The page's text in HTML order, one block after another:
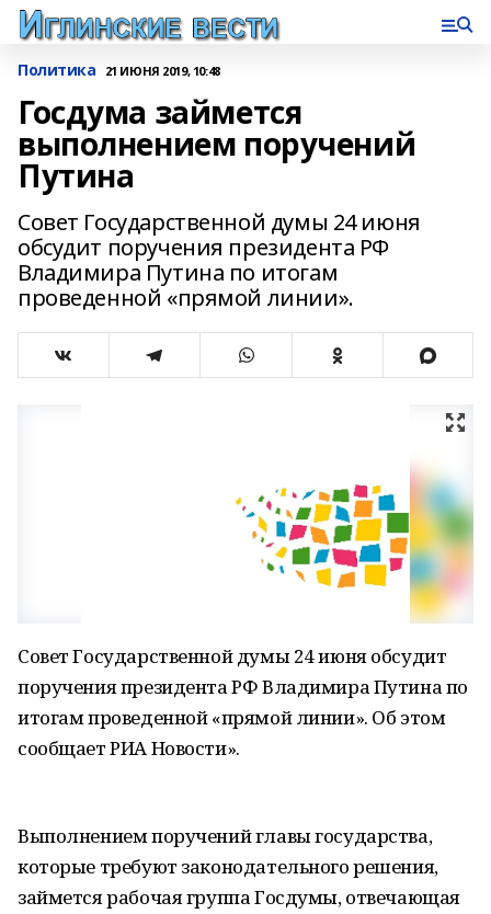
Политика 21 ИЮНЯ 2019, 10:48
Госдума займется
выполнением поручений
Путина
Совет Государственной думы 24 июня
обсудит поручения президента РФ
Владимира Путина по итогам
проведенной «прямой линии».
Совет Государственной думы 24 июня обсудит
поручения президента РФ Владимира Путина по
итогам проведенной «прямой линии». Об этом
сообщает РИА Новости».
Выполнением поручений главы государства,
которые требуют законодательного решения,
займется рабочая группа Госдумы, отвечающая